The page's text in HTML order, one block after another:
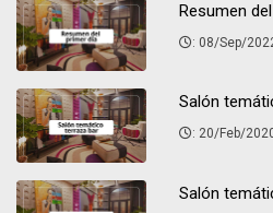
Resumen
: 08/Sep/
Salón
: 20/Feb/
Salón